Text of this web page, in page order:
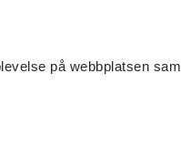
på webbplatsen